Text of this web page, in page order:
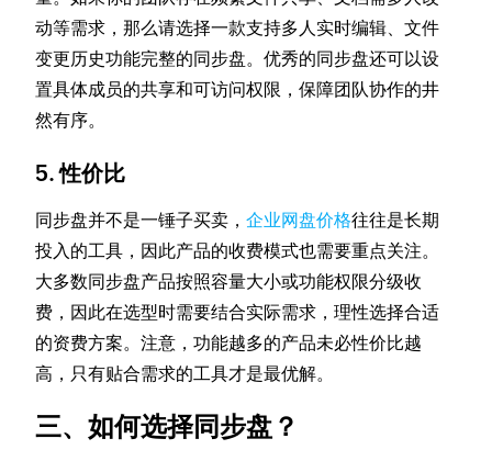
动等需求，那么请选择一款支持多人实时编辑、文件
变更历史功能完整的同步盘。优秀的同步盘还可以设
置具体成员的共享和可访问权限，保障团队协作的井
然有序。
5. 性价比
同步盘并不是一锤子买卖，企业网盘价格往往是长期
投入的工具，因此产品的收费模式也需要重点关注。
大多数同步盘产品按照容量大小或功能权限分级收
费，因此在选型时需要结合实际需求，理性选择合适
的资费方案。注意，功能越多的产品未必性价比越
高，只有贴合需求的工具才是最优解。
三、如何选择同步盘？